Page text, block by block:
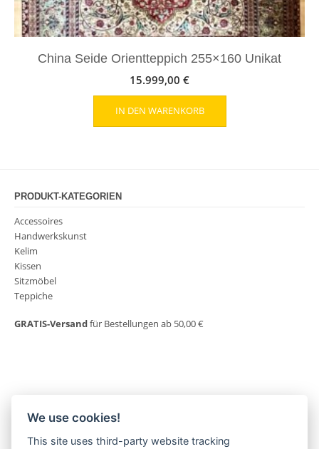
China Seide Orientteppich 255×160 Unikat
15.999,00 €
IN DEN WARENKORB
PRODUKT-KATEGORIEN
Accessoires
Handwerkskunst
Kelim
Kissen
Sitzmöbel
Teppiche
GRATIS-Versandfür Bestellungen ab 50,00 €
MORGENLAND-BAZAR
We use cookies!
This site uses third-party website tracking